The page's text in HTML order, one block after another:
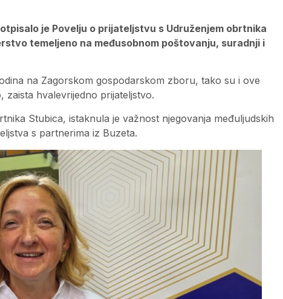
je Povelju o prijateljstvu s Udruženjem obrtnika
temeljeno na međusobnom poštovanju, suradnji i
na Zagorskom gospodarskom zboru, tako su i ove
zaista hvalevrijedno prijateljstvo.
Stubica, istaknula je važnost njegovanja međuljudskih
s partnerima iz Buzeta.